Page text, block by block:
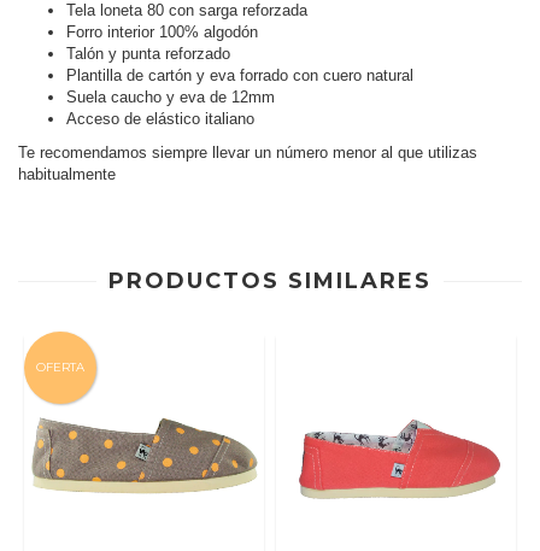
Tela loneta 80 con sarga reforzada
Forro interior 100% algodón
Talón y punta reforzado
Plantilla de cartón y eva forrado con cuero natural
Suela caucho y eva de 12mm
Acceso de elástico italiano
Te recomendamos siempre llevar un número menor al que utilizas
habitualmente
PRODUCTOS SIMILARES
OFERTA